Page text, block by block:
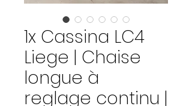
1x Cassina LC4
Liege | Chaise
longue à
reglage continu |